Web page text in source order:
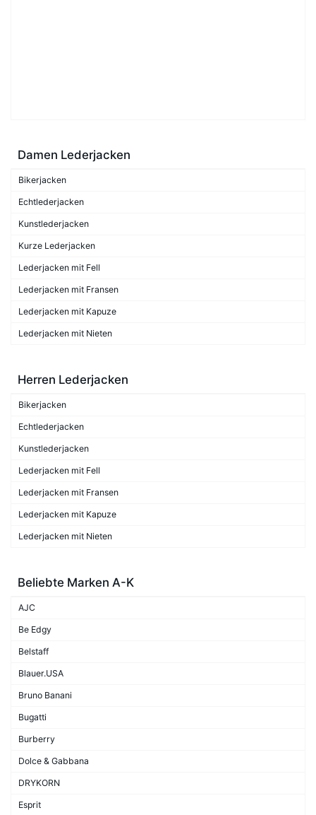
Damen Lederjacken
Bikerjacken
Echtlederjacken
Kunstlederjacken
Kurze Lederjacken
Lederjacken mit Fell
Lederjacken mit Fransen
Lederjacken mit Kapuze
Lederjacken mit Nieten
Herren Lederjacken
Bikerjacken
Echtlederjacken
Kunstlederjacken
Lederjacken mit Fell
Lederjacken mit Fransen
Lederjacken mit Kapuze
Lederjacken mit Nieten
Beliebte Marken A-K
AJC
Be Edgy
Belstaff
Blauer.USA
Bruno Banani
Bugatti
Burberry
Dolce & Gabbana
DRYKORN
Esprit